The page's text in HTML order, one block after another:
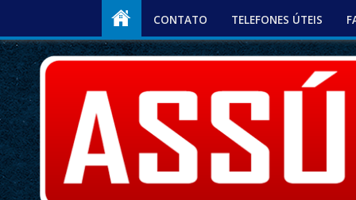
CONTATO TELEFONES ÚTEIS